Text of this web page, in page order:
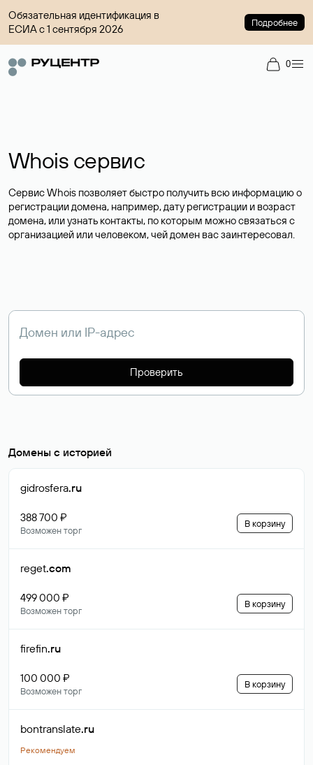
Обязательная идентификация в
ЕСИА с 1 сентября 2026
Подробнее
0
Whois сервис
Сервис Whois позволяет быстро получить всю информацию о
регистрации домена, например, дату регистрации и возраст
домена, или узнать контакты, по которым можно связаться с
организацией или человеком, чей домен вас заинтересовал.
Проверить
Домены с историей
gidrosfera.ru
388 700 ₽
Возможен торг
В корзину
reget.com
499 000 ₽
Возможен торг
В корзину
firefin.ru
100 000 ₽
Возможен торг
В корзину
bontranslate.ru
Рекомендуем